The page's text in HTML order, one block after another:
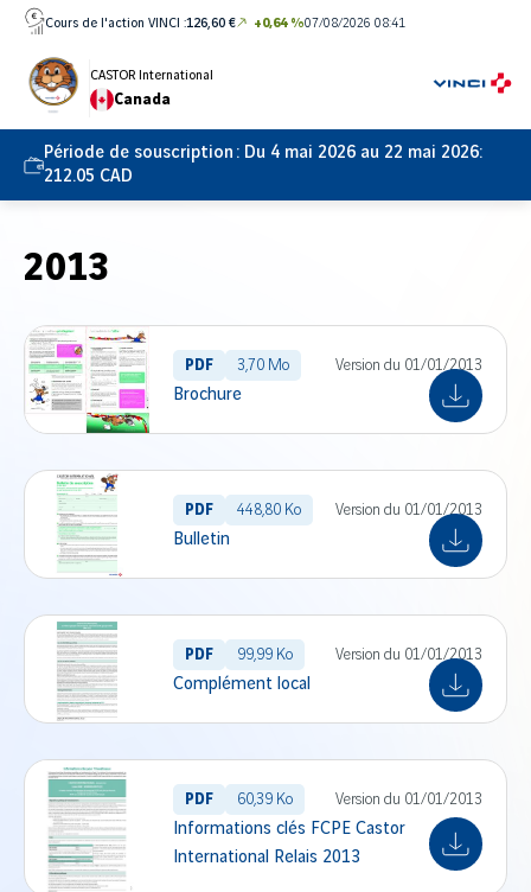
Aller
contenu
CASTOR International
Canada
Période de souscription : Du 4 mai 2026 au 22 mai 2026:
212.05 CAD
Cours de l'action VINCI :126,60 € +0,64 %07/08/2026 08:41
2013
PDF 3,70 Mo Version du 01/01/2013
Brochure
PDF 448,80 Ko Version du 01/01/2013
Bulletin
PDF 99,99 Ko Version du 01/01/2013
Complément local
PDF 60,39 Ko Version du 01/01/2013
Informations clés FCPE Castor
International Relais 2013